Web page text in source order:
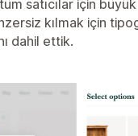
satıcılar için
kılmak için
dahil ettik.